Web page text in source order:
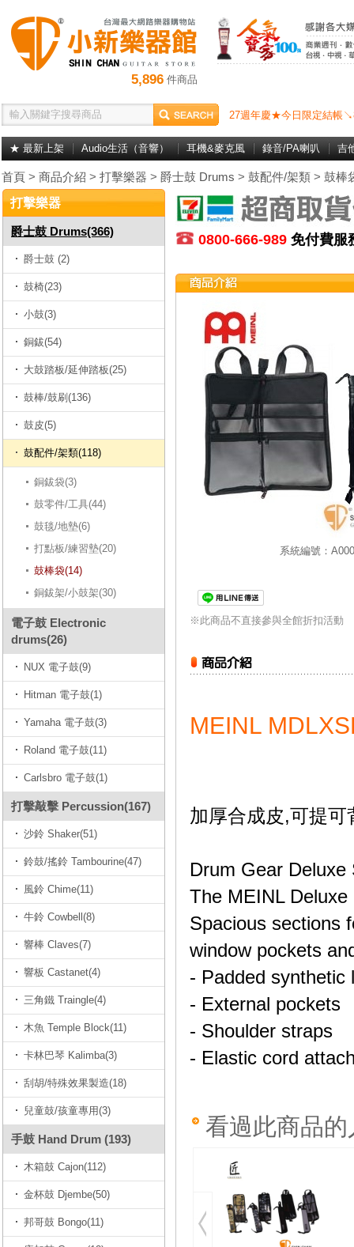
5,896 件商品
27週年慶★今日限定結帳
★ 最新上架 Audio生活（音響） 耳機&麥克風 錄音/PA喇叭 吉
首頁 > 商品介紹 > 打擊樂器 > 爵士鼓 Drums > 鼓配件/架類 > 鼓棒
打擊樂器
爵士鼓 Drums(366)
爵士鼓 (2)
鼓椅(23)
小鼓(3)
銅鈸(54)
大鼓踏板/延伸踏板(25)
鼓棒/鼓刷(136)
鼓皮(5)
鼓配件/架類(118)
銅鈸袋(3)
鼓零件/工具(44)
鼓毯/地墊(6)
打點板/練習墊(20)
鼓棒袋(14)
銅鈸架/小鼓架(30)
電子鼓 Electronic
drums(26)
NUX 電子鼓(9)
Hitman 電子鼓(1)
Yamaha 電子鼓(3)
Roland 電子鼓(11)
Carlsbro 電子鼓(1)
打擊敲擊 Percussion(167)
沙鈴 Shaker(51)
鈴鼓/搖鈴 Tambourine(47)
風鈴 Chime(11)
牛鈴 Cowbell(8)
響棒 Claves(7)
響板 Castanet(4)
三角鐵 Traingle(4)
木魚 Temple Block(11)
卡林巴琴 Kalimba(3)
刮胡/特殊效果製造(18)
兒童鼓/孩童專用(3)
手鼓 Hand Drum (193)
木箱鼓 Cajon(112)
金杯鼓 Djembe(50)
邦哥鼓 Bongo(11)
0800-666-989 免付費
系統編號：
※此商品不直接參與全館折扣活動
MEINL
加厚合成皮,可提可
Drum Gear Deluxe
The MEINL
Spacious sections
window pockets
- Padded synthetic
- External pockets
- Shoulder straps
- Elastic cord
看過此商品